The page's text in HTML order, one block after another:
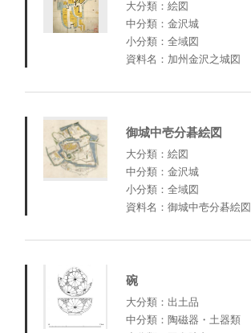
大分類：絵図
中分類：金沢城
小分類：全域図
資料名：加州金沢之城図
御城中壱分碁絵図
大分類：絵図
中分類：金沢城
小分類：全域図
資料名：御城中壱分碁絵図
碗
大分類：出土品
中分類：陶磁器・土器類